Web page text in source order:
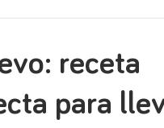
receta
para